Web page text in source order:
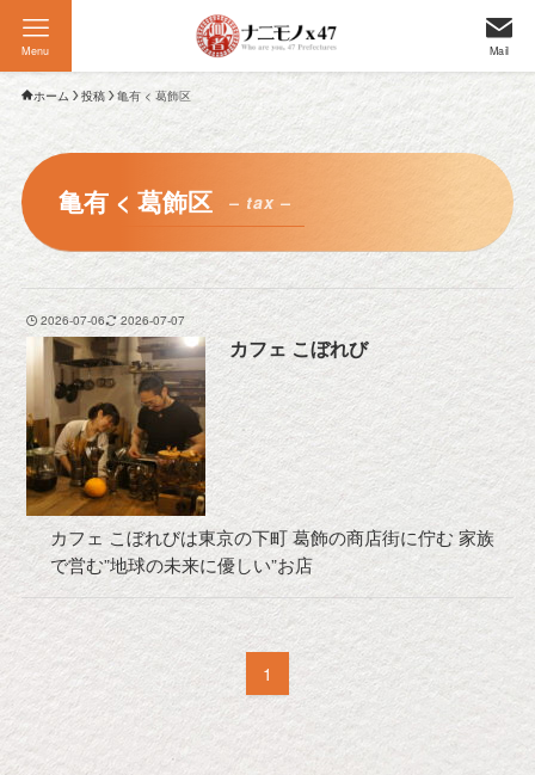
Mail
Menu
ホーム 投稿 亀有 < 葛飾区
亀有 < 葛飾区 – tax –
2026-07-06 2026-07-07
カフェ こぼれび
カフェ こぼれびは東京の下町 葛飾の商店街に佇む 家族
で営む”地球の未来に優しい”お店
1